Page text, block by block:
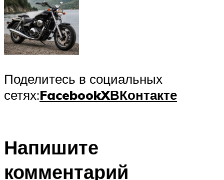
Поделитесь в социальных
сетях:FacebookXВКонтакте
Напишите
комментарий